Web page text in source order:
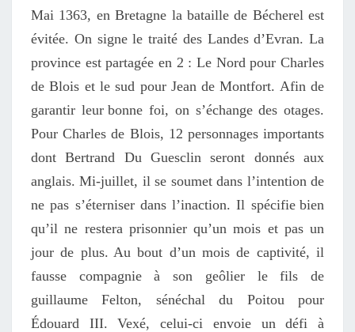
Mai 1363, en Bretagne la bataille de Bécherel est
évitée. On signe le traité des Landes d’Evran. La
province est partagée en 2 : Le Nord pour Charles
de Blois et le sud pour Jean de Montfort. Afin de
garantir leur bonne foi, on s’échangedes otages.
Pour Charles de Blois, 12 personnages importants
dont Bertrand Du Guesclinseront donnés aux
anglais. Mi-juillet, il se soumet dans l’intention de
ne pas s’éterniser dans l’inaction.Il spécifie bien
qu’il ne resteraprisonnier qu’un mois et pas un
jour de plus. Au bout d’un mois de captivité, il
fausse compagnie à son geôlier le fils de
guillaume Felton, sénéchal du Poitou pour
Édouard III. Vexé,celui-ci envoie un défi à